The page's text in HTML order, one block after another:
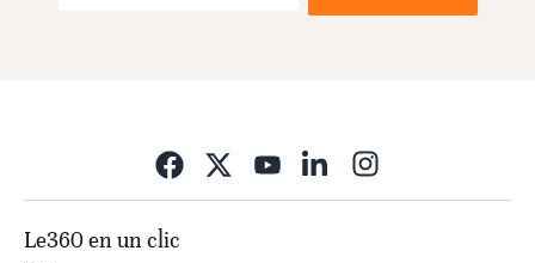
Le360 en un clic